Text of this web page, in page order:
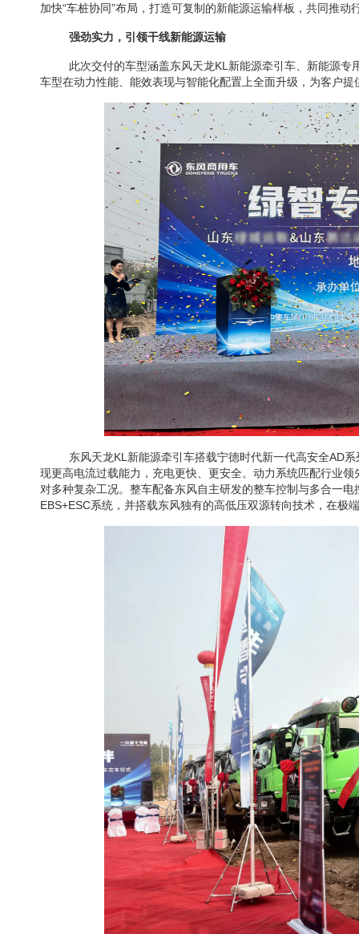
加快“车桩协同”布局，打造可复制的新能源运输样板，共同推动
强劲实力，引领干线新能源运输
此次交付的车型涵盖东风天龙KL新能源牵引车、新能源
车型在动力性能、能效表现与智能化配置上全面升级，为客户
东风天龙KL新能源牵引车搭载宁德时代新一代高安全AD
现更高电流过载能力，充电更快、更安全。动力系统匹配行业
对多种复杂工况。整车配备东风自主研发的整车控制与多合一
EBS+ESC系统，并搭载东风独有的高低压双源转向技术，在极